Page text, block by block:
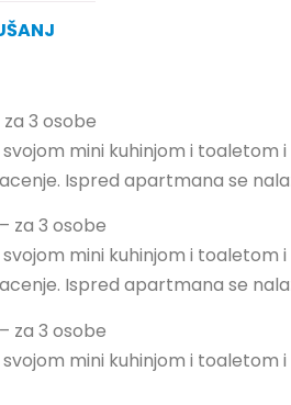
3 osobe
mini kuhinjom i
Ispred apartmana se
za 3 osobe
mini kuhinjom i
Ispred apartmana se
za 3 osobe
mini kuhinjom i